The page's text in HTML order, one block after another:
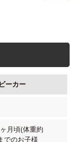
ーカー
月頃(体重約
でのお子様